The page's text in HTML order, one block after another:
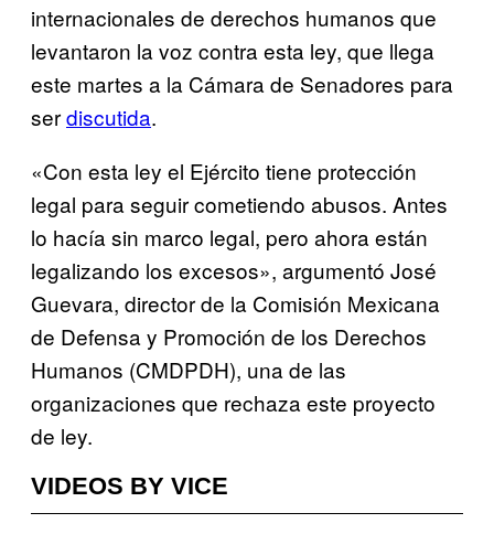
internacionales de derechos humanos que
levantaron la voz contra esta ley, que llega
este martes a la Cámara de Senadores para
serdiscutida.
«Con esta ley el Ejército tiene protección
legal para seguir cometiendo abusos. Antes
lo hacía sin marco legal, pero ahora están
legalizando los excesos», argumentó José
Guevara, director de la Comisión Mexicana
de Defensa y Promoción de los Derechos
Humanos (CMDPDH), una de las
organizaciones que rechaza este proyecto
de ley.
VIDEOS BY VICE